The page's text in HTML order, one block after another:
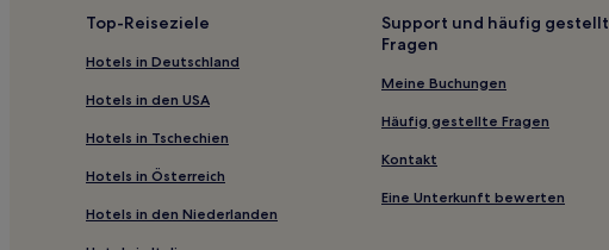
Haustierfreundliche nahe Roberto Beach
Haustierfreundliche in Neuperlach
Hotels mit Wellnessbereich nahe Leopoldstraße
Haustierfreundliche in Feldkirchen
Hotels mit Fitnessbereich in Berg am Laim
Top-Reiseziele
Hotels in Deutschland
Hotels in den USA
Hotels in Tschechien
Hotels in Österreich
Hotels in den Niederlanden
Support und häufig
Fragen
Meine Buchungen
Häufig gestellte Fragen
Kontakt
Eine Unterkunft bewerten